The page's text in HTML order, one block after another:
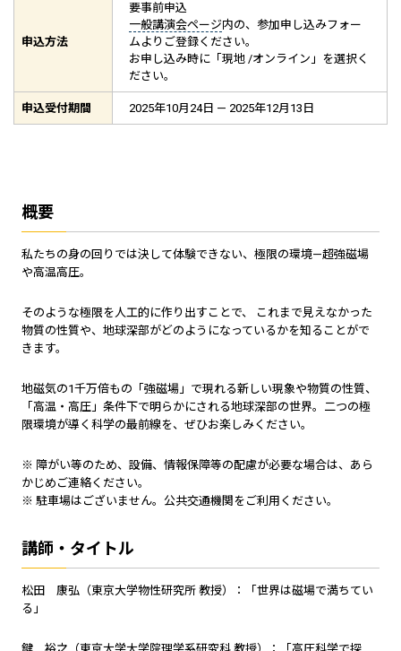
申込方法
要事前申込
一般講演会ページ内の、参加申し込みフォー
ムよりご登録ください。
お申し込み時に「現地 /オンライン」を選択く
ださい。
申込受付期間 2025年10月24日 — 2025年12月13日
概要
私たちの身の回りでは決して体験できない、極限の環境—超強磁場
や高温高圧。
そのような極限を人工的に作り出すことで、 これまで見えなかった
物質の性質や、地球深部がどのようになっているかを知ることがで
きます。
地磁気の1千万倍もの「強磁場」で現れる新しい現象や物質の性質、
「高温・高圧」条件下で明らかにされる地球深部の世界。二つの極
限環境が導く科学の最前線を、ぜひお楽しみください。
※ 障がい等のため、設備、情報保障等の配慮が必要な場合は、あら
かじめご連絡ください。
※ 駐車場はございません。公共交通機関をご利用ください。
講師・タイトル
松田 康弘（東京大学物性研究所 教授）：「世界は磁場で満ちてい
る」